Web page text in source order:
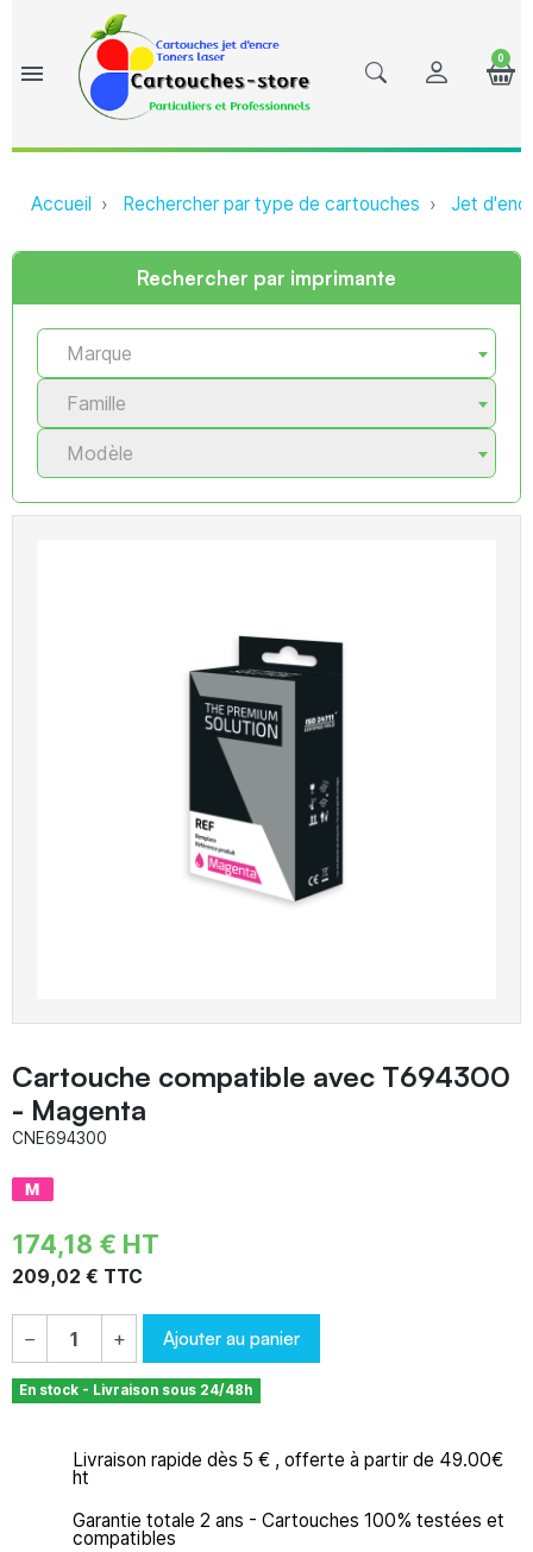
menu
0
Accueil Rechercher par type de cartouches Jet
Rechercher par imprimante
Marque
Famille
Modèle
Cartouche compatible avec T694300
- Magenta
CNE694300
174,18 € HT
209,02 € TTC
− + Ajouter au panier
En stock - Livraison sous 24/48h
Livraison rapide dès 5 € , offerte à partir de 49.00€
ht
Garantie totale 2 ans - Cartouches 100% testées et
compatibles